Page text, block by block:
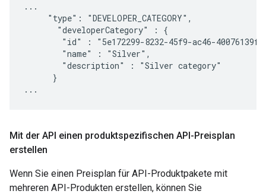
...
     "type": "DEVELOPER_CATEGORY",
       "developerCategory" : {
"id" : "5e172299-8232-45f9-ac46-
        "name" : "Silver",
        "description" : "Silver category"
      }
Mit der API einen produktspezifischen API-Preisplan
erstellen
Wenn Sie einen Preisplan für API-Produktpakete mit
mehreren API-Produkten erstellen, können Sie